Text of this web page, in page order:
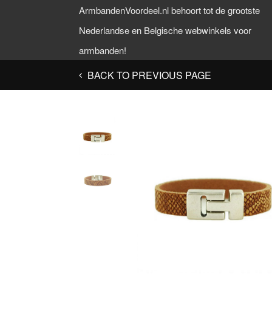
ArmbandenVoordeel.nl behoort tot de grootste
Nederlandse en Belgische webwinkels voor
armbanden!
BACK TO PREVIOUS PAGE